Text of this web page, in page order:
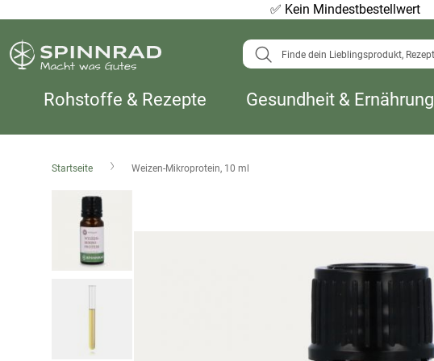
✅ Kein Mindestbestellwert
Suche
Rohstoffe & Rezepte Gesundheit & Ernährung
Startseite Weizen-Mikroprotein, 10 ml
Bildergalerie